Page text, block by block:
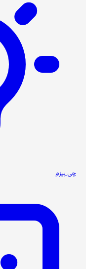
چی بپزم